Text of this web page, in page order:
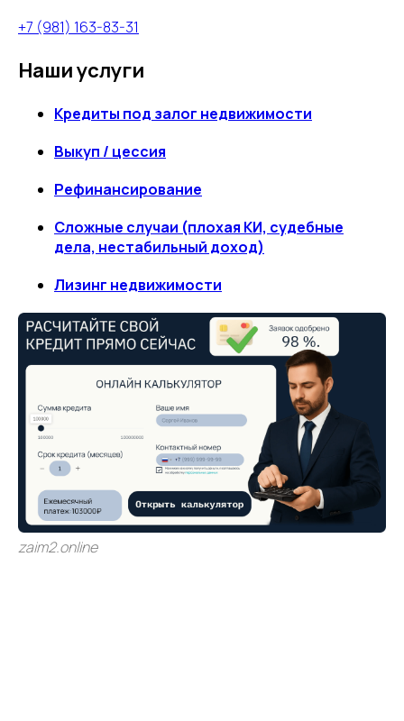
+7 (981) 163-83-31
Наши услуги
Кредиты под залог недвижимости
Выкуп / цессия
Рефинансирование
Сложные случаи (плохая КИ, судебные
дела, нестабильный доход)
Лизинг недвижимости
zaim2.online